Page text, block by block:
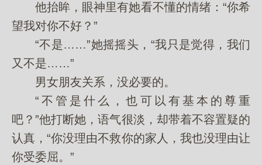
他抬眸，眼神里有她看不懂的情绪：“你希
望我对你不好？”
“不是……”她摇摇头，“我只是觉得，我们
又不是……”
男女朋友关系，没必要的。
“不管是什么，也可以有基本的尊重
吧？”他打断她，语气很淡，却带着不容置疑的
认真，“你没理由不救你的家人，我也没理由让
你受委屈。”